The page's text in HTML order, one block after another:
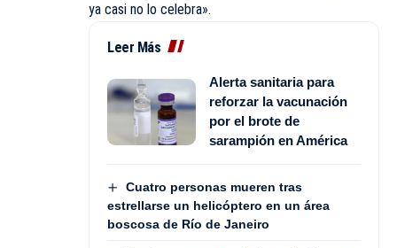
ya casi no lo celebra».
Leer Más
Alerta sanitaria para
reforzar la vacunación
por el brote de
sarampión en América
Cuatro personas mueren tras
estrellarse un helicóptero en un área
boscosa de Río de Janeiro